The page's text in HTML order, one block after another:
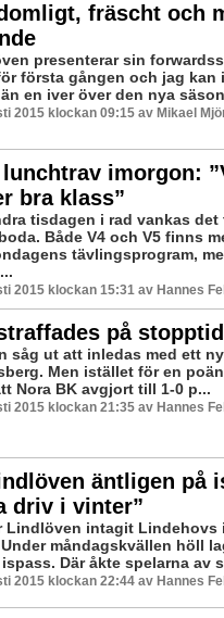
fräscht och
presenterar sin
första gången och jag kan
en iver över den nya
2015 klockan 09:15 av Mikael
imorgon:
bra klass”
tisdagen i rad vankas det
Både V4 och V5 finns
tävlingsprogram,
2015 klockan 15:31 av Hannes
på stopptid
såg ut att inledas med ett
Men istället för en
Nora BK avgjort till 1-0 p...
2015 klockan 21:35 av Hannes
äntligen på
driv i vinter”
Lindlöven intagit Lindehovs
måndagskvällen höll
Där åkte spelarna av
2015 klockan 22:44 av Hannes